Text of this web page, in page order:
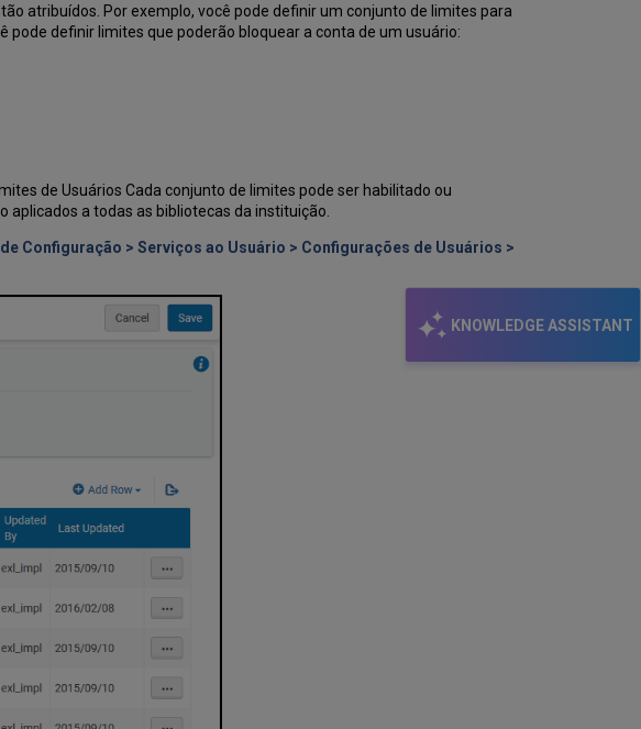
KNOWLEDGE ASSISTANT
atribuídos. Por exemplo, você pode definir um conjunto de limites para
pode definir limites que poderão bloquear a conta de um usuário:
de Usuários Cada conjunto de limites pode ser habilitado ou
a todas as bibliotecas da instituição.
de Configuração > Serviços ao Usuário > Configurações de Usuários >